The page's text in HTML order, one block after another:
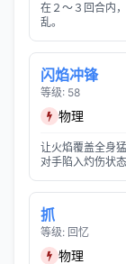
在２～３回合内
乱。
闪焰冲锋
等级: 58
物理
让火焰覆盖全身
对手陷入灼伤状态
抓
等级: 回忆
物理